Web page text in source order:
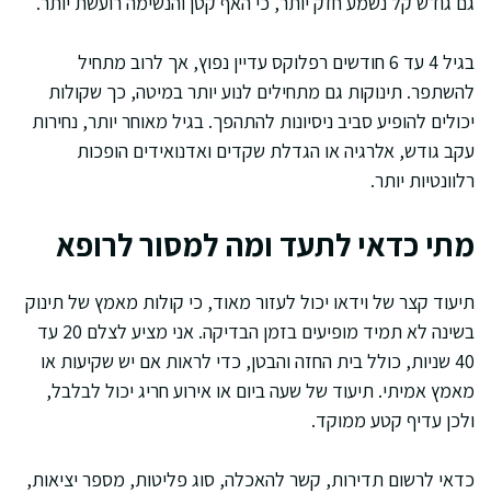
בגיל 4 עד 6 חודשים רפלוקס עדיין נפוץ, אך לרוב מתחיל
להשתפר. תינוקות גם מתחילים לנוע יותר במיטה, כך שקולות
יכולים להופיע סביב ניסיונות להתהפך. בגיל מאוחר יותר, נחירות
עקב גודש, אלרגיה או הגדלת שקדים ואדנואידים הופכות
רלוונטיות יותר.
מתי כדאי לתעד ומה למסור לרופא
תיעוד קצר של וידאו יכול לעזור מאוד, כי קולות מאמץ של תינוק
בשינה לא תמיד מופיעים בזמן הבדיקה. אני מציע לצלם 20 עד
40 שניות, כולל בית החזה והבטן, כדי לראות אם יש שקיעות או
מאמץ אמיתי. תיעוד של שעה ביום או אירוע חריג יכול לבלבל,
ולכן עדיף קטע ממוקד.
כדאי לרשום תדירות, קשר להאכלה, סוג פליטות, מספר יציאות,